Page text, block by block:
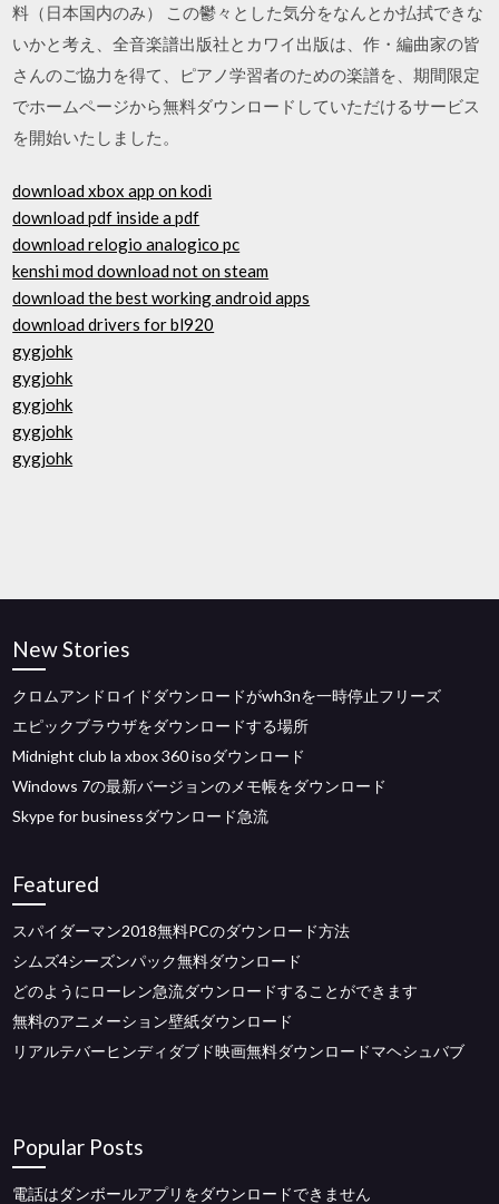
料（日本国内のみ） この鬱々とした気分をなんとか払拭できな
いかと考え、全音楽譜出版社とカワイ出版は、作・編曲家の皆
さんのご協力を得て、ピアノ学習者のための楽譜を、期間限定
でホームページから無料ダウンロードしていただけるサービス
を開始いたしました。
download xbox app on kodi
download pdf inside a pdf
download relogio analogico pc
kenshi mod download not on steam
download the best working android apps
download drivers for bl920
gygjohk
gygjohk
gygjohk
gygjohk
gygjohk
New Stories
クロムアンドロイドダウンロードがwh3nを一時停止フリーズ
エピックブラウザをダウンロードする場所
Midnight club la xbox 360 isoダウンロード
Windows 7の最新バージョンのメモ帳をダウンロード
Skype for businessダウンロード急流
Featured
スパイダーマン2018無料PCのダウンロード方法
シムズ4シーズンパック無料ダウンロード
どのようにローレン急流ダウンロードすることができます
無料のアニメーション壁紙ダウンロード
リアルテバーヒンディダブド映画無料ダウンロードマヘシュバブ
Popular Posts
電話はダンボールアプリをダウンロードできません